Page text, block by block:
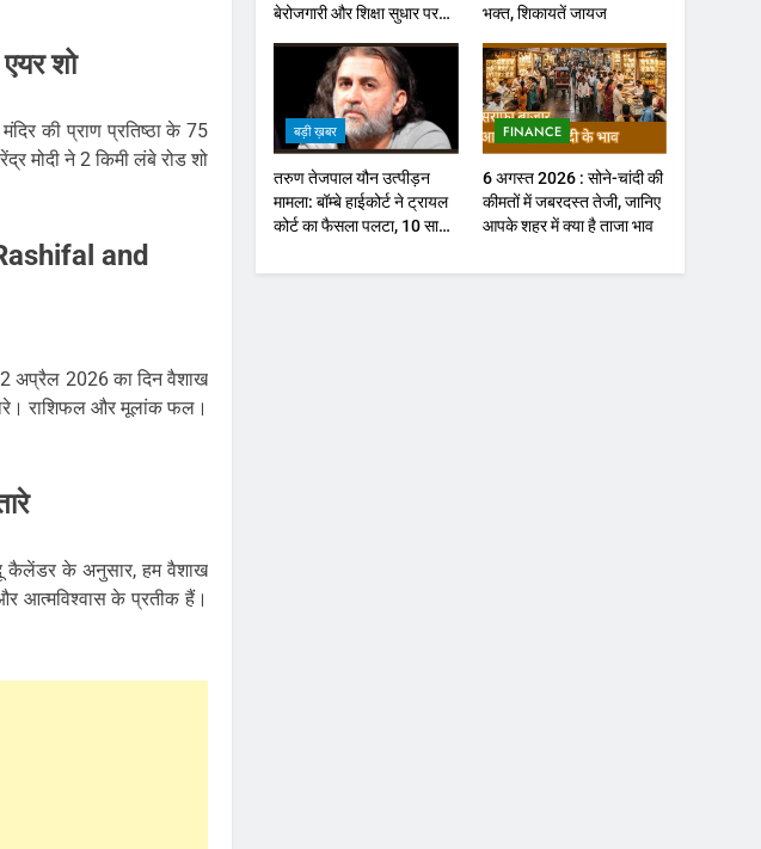
शो
की प्राण प्रतिष्ठा के 75
मोदी ने 2 किमी लंबे रोड शो
and
अप्रैल 2026 का दिन वैशाख
राशिफल और मूलांक फल।
कैलेंडर के अनुसार, हम वैशाख
आत्मविश्वास के प्रतीक हैं।
बेरोजगारी और शिक्षा सुधार पर
भक्त, शिकायतें जायज
बड़ी ख़बर
तरुण तेजपाल यौन उत्पीड़न
मामला: बॉम्बे हाईकोर्ट ने ट्रायल
कोर्ट का फैसला पलटा, 10 साल
FINANCE
6 अगस्त 2026 : सोने-चांदी की
कीमतों में जबरदस्त तेजी, जानिए
आपके शहर में क्या है ताजा भाव